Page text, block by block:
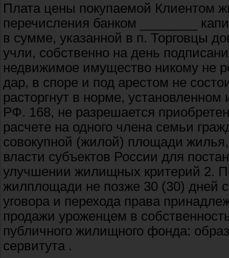
Плата цены покупаемой Клиентом
перечисления банком ________
в сумме, указанной в п. Торговцы
учли, собственно на день
недвижимое имущество никому не
дар, в споре и под арестом не
расторгнут в норме,
РФ. 168, не разрешается
расчете на одного члена семьи
совокупной (жилой) площади
власти субъектов России для
улучшении жилищных критерий 2.
жилплощади не позже 30 (30) дней с
уговора и перехода права
продажи уроженцем в
публичного жилищного фонда:
сервитута .